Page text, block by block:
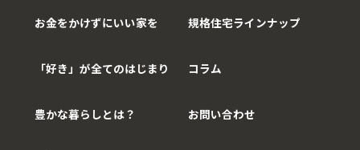
お金をかけずにいい家を
「好き」が全てのはじまり
豊かな暮らしとは？
規格住宅ラインナップ
コラム
お問い合わせ